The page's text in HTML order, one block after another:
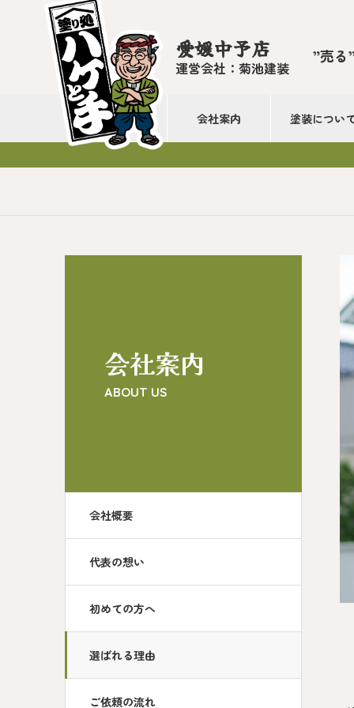
愛媛中予店
運営会社：菊池建装
”売る
会社案内 塗装につい
会社案内
ABOUT US
会社概要
代表の想い
初めての方へ
選ばれる理由
ご依頼の流れ